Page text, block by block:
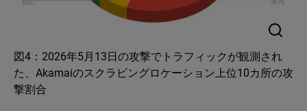
図4：2026年5月13日の攻撃でトラフィックが観測され
た、Akamaiのスクラビングロケーション上位10カ所の攻
撃割合